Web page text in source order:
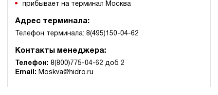
прибывает на терминал Москва
Адрес терминала:
Телефон терминала: 8(495)150-04-62
Контакты менеджера:
Телефон: 8(800)775-04-62 доб 2
Email: Moskva@hidro.ru